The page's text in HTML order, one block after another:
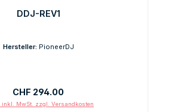
DDJ-REV1
Hersteller: PioneerDJ
Regulärer Preis:
CHF 294.00
inkl. MwSt. zzgl. Versandkosten